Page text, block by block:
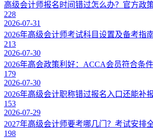
高级会计师报名时间错过怎么办？官方政
228
2026-07-31
2026年高级会计师考试科目设置及备考指
213
2026-07-30
2026年高会政策利好：ACCA会员符合条
179
2026-07-30
2026年高级会计职称错过报名入口还能补
153
2026-07-29
2027年高级会计师要考哪几门？考试安排
198